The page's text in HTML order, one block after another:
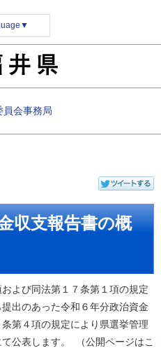
▼
員会事務局
収支報告書の概
よび同法第１７条第１項の規定
出のあった令和６年分政治資金
第４項の規定により県選挙管理
公表します。 （公開ページはこ